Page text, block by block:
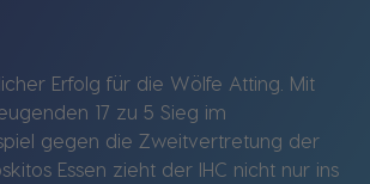
Erfolg für die Wölfe Atting. Mit
17 zu 5 Sieg im
gegen die Zweitvertretung der
Essen zieht der IHC nicht nur ins